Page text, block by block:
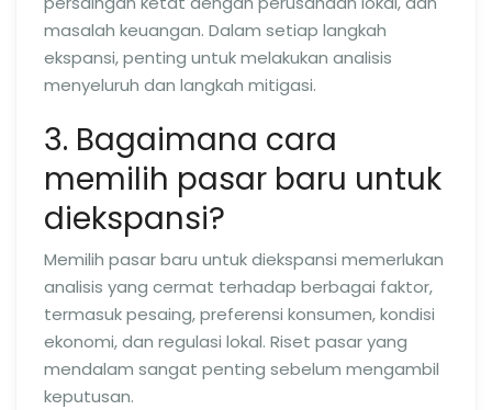
masalah keuangan. Dalam setiap langkah
ekspansi, penting untuk melakukan analisis
menyeluruh dan langkah mitigasi.
3. Bagaimana cara
memilih pasar baru untuk
diekspansi?
Memilih pasar baru untuk diekspansi memerlukan
analisis yang cermat terhadap berbagai faktor,
termasuk pesaing, preferensi konsumen, kondisi
ekonomi, dan regulasi lokal. Riset pasar yang
mendalam sangat penting sebelum mengambil
keputusan.